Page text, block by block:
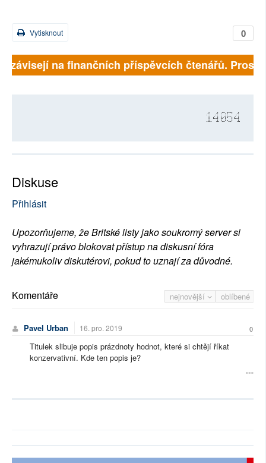
0
Vytisknout
na finančních příspěvcích čtenářů.
14054
Diskuse
Přihlásit
Upozorňujeme, že Britské listy jako soukromý server si
vyhrazují právo blokovat přístup na diskusní fóra
jakémukoliv diskutérovi, pokud to uznají za důvodné.
nejnovější oblíbené
Komentáře
Pavel Urban 16. pro. 2019 0
Titulek slibuje popis prázdnoty hodnot, které si chtějí říkat
konzervativní. Kde ten popis je?